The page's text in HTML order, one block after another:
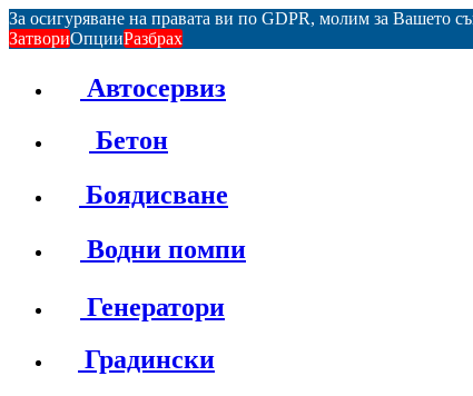
За осигуряване на правата ви по GDPR, молим за Вашето
ЗатвориОпцииРазбрах
Автосервиз
Бетон
Боядисване
Водни помпи
Генератори
Градински